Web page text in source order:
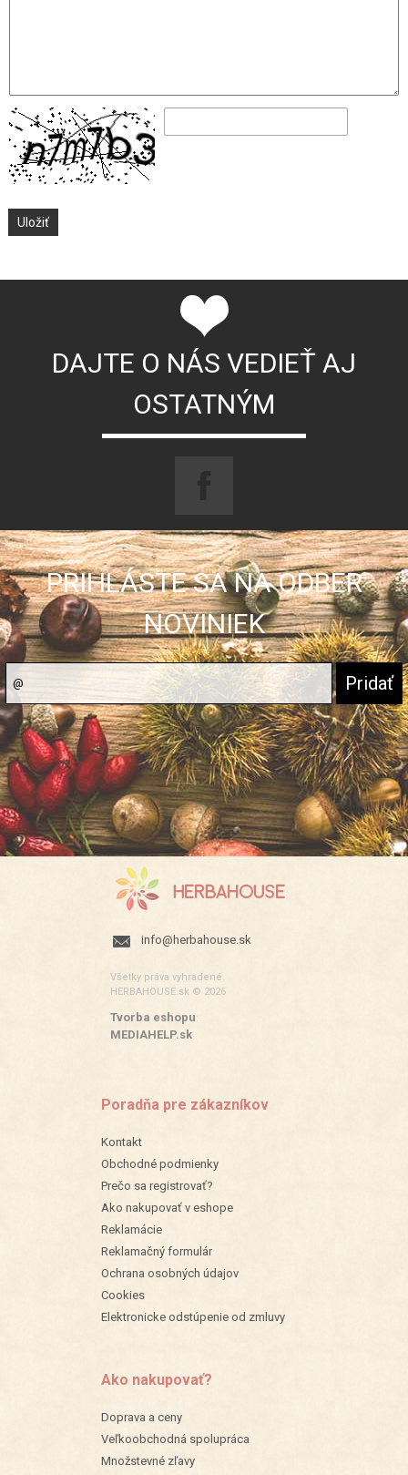
DAJTE O NÁS VEDIEŤ AJ
OSTATNÝM
PRIHLÁSTE SA NA ODBER
NOVINIEK
info@herbahouse.sk
Všetky práva vyhradené.
HERBAHOUSE.sk © 2026
Tvorba eshopu:
MEDIAHELP.sk
Poradňa pre zákazníkov
Kontakt
Obchodné podmienky
Prečo sa registrovať?
Ako nakupovať v eshope
Reklamácie
Reklamačný formulár
Ochrana osobných údajov
Cookies
Elektronicke odstúpenie od zmluvy
Ako nakupovať?
Doprava a ceny
Veľkoobchodná spolupráca
Množstevné zľavy